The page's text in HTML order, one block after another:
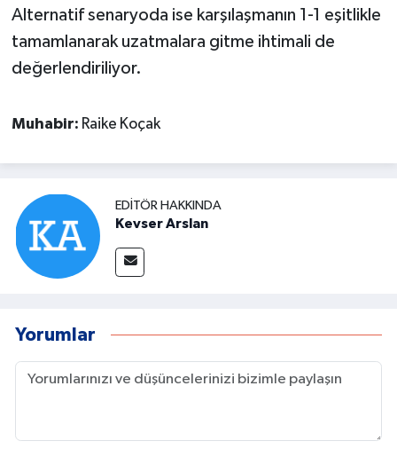
Alternatif senaryoda ise karşılaşmanın 1-1 eşitlikle
tamamlanarak uzatmalara gitme ihtimali de
değerlendiriliyor.
Muhabir: Raike Koçak
EDITÖR HAKKINDA
Kevser Arslan
Yorumlar